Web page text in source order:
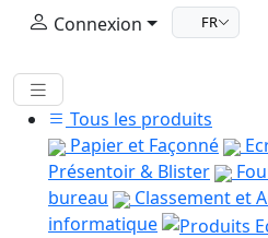
Connexion FR
Tous les produits
Papier et Façonné
Présentoir & Blister
bureau
Classement et
informatique